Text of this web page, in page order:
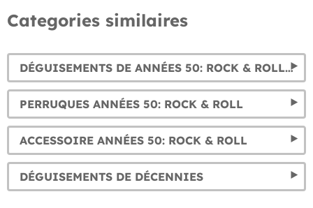
Categories similaires
DÉGUISEMENTS DE ANNÉES 50: ROCK & ROLL POUR HOMME
PERRUQUES ANNÉES 50: ROCK & ROLL
ACCESSOIRE ANNÉES 50: ROCK & ROLL
DÉGUISEMENTS DE DÉCENNIES